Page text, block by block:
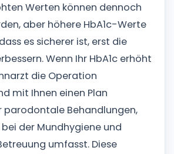
Werten können dennoch
aber höhere HbA1c-Werte
es sicherer ist, erst die
Wenn Ihr HbA1c erhöht
die Operation
mit Ihnen einen Plan
parodontale Behandlungen,
der Mundhygiene und
umfasst. Diese